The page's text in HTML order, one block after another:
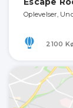
Oplevelser,
2100